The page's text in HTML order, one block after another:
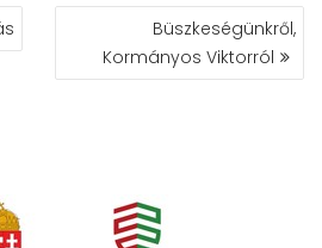
Büszkeségünkről,
Kormányos Viktorról